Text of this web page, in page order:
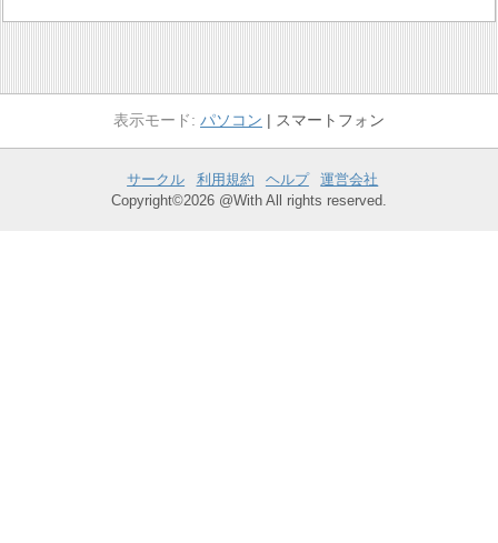
パソコン スマートフォン
サークル 利用規約 ヘルプ
運営会社
Copyright©2026 @With All rights reserved.